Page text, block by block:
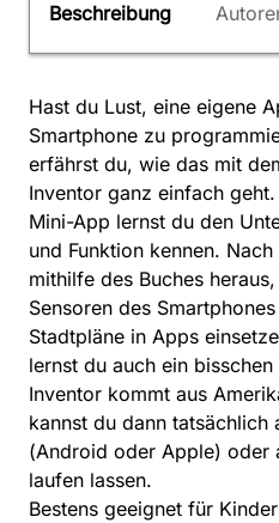
Beschreibung
Hast du Lust, eine eigene
Smartphone zu
erfährst du, wie das mit
Inventor ganz einfach
Mini-App lernst du den
und Funktion kennen.
mithilfe des Buches
Sensoren des
Stadtpläne in Apps
lernst du auch ein
Inventor kommt aus
kannst du dann tatsächlich
(Android oder Apple) oder
laufen lassen.
Bestens geeignet für